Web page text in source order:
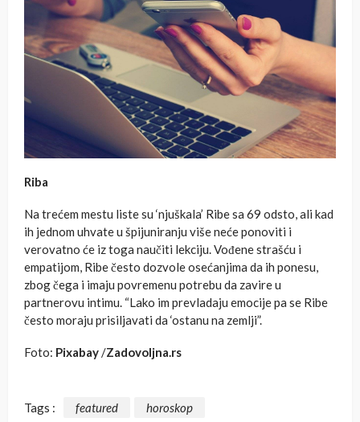
Riba
Na trećem mestu liste su ‘njuškala’ Ribe sa 69 odsto, ali kad
ih jednom uhvate u špijuniranju više neće ponoviti i
verovatno će iz toga naučiti lekciju. Vođene strašću i
empatijom, Ribe često dozvole osećanjima da ih ponesu,
zbog čega i imaju povremenu potrebu da zavire u
partnerovu intimu. “Lako im prevladaju emocije pa se Ribe
često moraju prisiljavati da ‘ostanu na zemlji”.
Foto: Pixabay/Zadovoljna.rs
Tags : featured horoskop